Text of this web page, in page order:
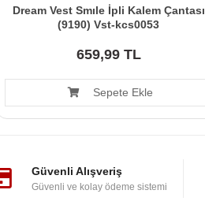
Dream Vest Smıle İpli Kalem Çantası
(9190) Vst-kcs0053
659,99 TL
Sepete Ekle
Güvenli Alışveriş
Güvenli ve kolay ödeme sistemi